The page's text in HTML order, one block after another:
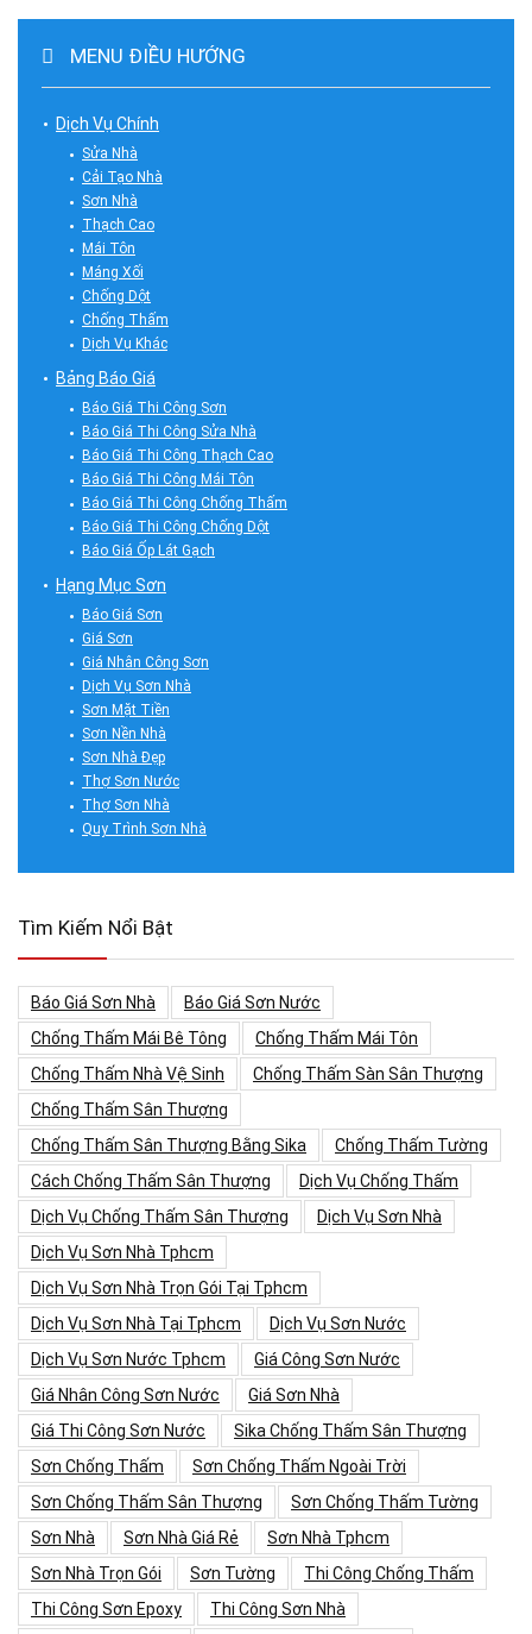
MENU ĐIỀU HƯỚNG
Dịch Vụ Chính
Sửa Nhà
Cải Tạo Nhà
Sơn Nhà
Thạch Cao
Mái Tôn
Máng Xối
Chống Dột
Chống Thấm
Dịch Vụ Khác
Bảng Báo Giá
Báo Giá Thi Công Sơn
Báo Giá Thi Công Sửa Nhà
Báo Giá Thi Công Thạch Cao
Báo Giá Thi Công Mái Tôn
Báo Giá Thi Công Chống Thấm
Báo Giá Thi Công Chống Dột
Báo Giá Ốp Lát Gạch
Hạng Mục Sơn
Báo Giá Sơn
Giá Sơn
Giá Nhân Công Sơn
Dịch Vụ Sơn Nhà
Sơn Mặt Tiền
Sơn Nền Nhà
Sơn Nhà Đẹp
Thợ Sơn Nước
Thợ Sơn Nhà
Quy Trình Sơn Nhà
Tìm Kiếm Nổi Bật
Báo Giá Sơn Nhà
Báo Giá Sơn Nước
Chống Thấm Mái Bê Tông
Chống Thấm Mái Tôn
Chống Thấm Nhà Vệ Sinh
Chống Thấm Sàn Sân Thượng
Chống Thấm Sân Thượng
Chống Thấm Sân Thượng Bằng Sika
Chống Thấm Tường
Cách Chống Thấm Sân Thượng
Dịch Vụ Chống Thấm
Dịch Vụ Chống Thấm Sân Thượng
Dịch Vụ Sơn Nhà
Dịch Vụ Sơn Nhà Tphcm
Dịch Vụ Sơn Nhà Trọn Gói Tại Tphcm
Dịch Vụ Sơn Nhà Tại Tphcm
Dịch Vụ Sơn Nước
Dịch Vụ Sơn Nước Tphcm
Giá Công Sơn Nước
Giá Nhân Công Sơn Nước
Giá Sơn Nhà
Giá Thi Công Sơn Nước
Sika Chống Thấm Sân Thượng
Sơn Chống Thấm
Sơn Chống Thấm Ngoài Trời
Sơn Chống Thấm Sân Thượng
Sơn Chống Thấm Tường
Sơn Nhà
Sơn Nhà Giá Rẻ
Sơn Nhà Tphcm
Sơn Nhà Trọn Gói
Sơn Tường
Thi Công Chống Thấm
Thi Công Sơn Epoxy
Thi Công Sơn Nhà